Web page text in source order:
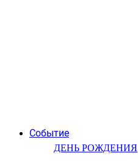
Событие
ДЕНЬ РОЖДЕНИЯ